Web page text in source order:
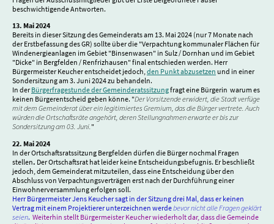
beschwichtigende Antworten.
13. Mai 2024
Bereits in dieser Sitzung des Gemeinderats am 13. Mai 2024 (nur 7 Monate nach
der Erstbefassung des GR) sollte über die "Verpachtung kommunaler Flächen für
Windenergieanlagen im Gebiet "Binsenwasen" in Sulz / Dornhan und im Gebiet
"Dicke" in Bergfelden / Renfrizhausen" final entschieden werden. Herr
Bürgermeister Keucher entscheidet jedoch,den Punkt abzusetzen und in einer
Sondersitzung am 3. Juni 2024 zu behandeln.
In derBürgerfragestunde der Gemeinderatssitzungfragt eine Bürgerin warum es
keinen Bürgerentscheid geben könne. "Der Vorsitzende erwidert, die Stadt verfüge
mit dem Gemeinderat über ein legitimiertes Gremium, das die Bürger vertrete. Auch
würden die Ortschaftsräte angehört, deren Stellungnahmen erwarte er bis zur
Sondersitzung am 03. Juni."
22. Mai 2024
In der Ortschaftsratssitzung Bergfelden dürfen die Bürger nochmal Fragen
stellen. Der Ortschaftsrat hat leider keine Entscheidungsbefugnis. Er beschließt
jedoch, dem Gemeinderat mitzuteilen, dass eine Entscheidung über den
Abschluss von Verpachtungsverträgen erst nach der Durchführung einer
Einwohnerversammlung erfolgen soll.
Herr Bürgermeister Jens Keucher sagt in der Sitzung drei Mal, dass er keinen
Vertrag mit einem Projektierer unterzeichnen werdebevor nicht alle Fragen geklärt
seien. Weiterhin stellt Bürgermeister Keucher wiederholt dar, dass die Gemeinde